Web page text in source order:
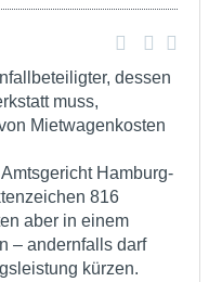
dessen
muss,
Mietwagenkosten
Hamburg-
816
aber in einem
– andernfalls darf
kürzen.